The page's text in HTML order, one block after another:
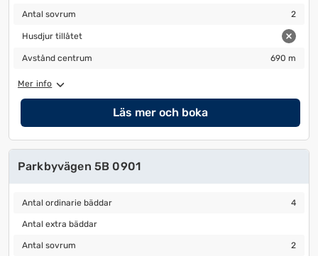
Antal sovrum
Antal sovrum 2
Husdjur tillåtet
Husdjur tillåtet
Avstånd centrum
Avstånd centrum 690 m
Mer info
Läs mer och boka
Parkbyvägen 5B 0901
Antal ordinarie bäddar
Antal ordinarie bäddar 4
Antal extra bäddar
Antal extra bäddar
Antal sovrum
Antal sovrum 2